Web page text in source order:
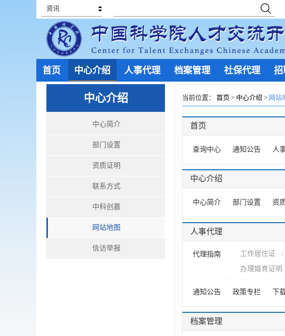
资讯
首页 中心介绍 人事代理 档案管理 社保代理 招
中心介绍
中心简介
部门设置
资质证明
联系方式
中科创嘉
网站地图
信访举报
当前位置： 首页 > 中心介绍 > 网站
首页
查询中心 通知公告 人
中心介绍
中心简介 部门设置 资
人事代理
代理指南 工作居住证
办理婚育证明
通知公告 政策专栏 下
档案管理